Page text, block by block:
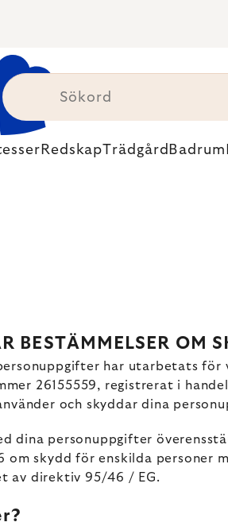
RedskapTrädgård Badrum
BESTÄMMELSER OM
har utarbetats
26155559, registrerat i
och skyddar dina
dina personuppgifter
om skydd för enskilda
av direktiv 95/46 / EG.